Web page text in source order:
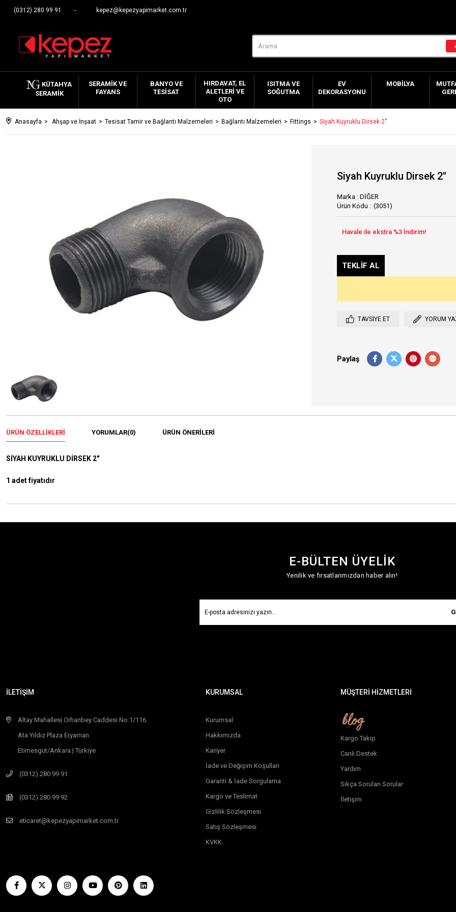
(0312) 280 99 91 kepez@kepezyapimarket.com.tr
KÜTAHYA
SERAMIK
SERAMIK VE
FAYANS
BANYO VE
TESISAT
HIRDAVAT, EL
ALETLERI VE
OTO
ISITMA VE
SOĞUTMA
EV
DEKORASYONU
MOBILYA
Anasayfa Ahşap ve İnşaat Tesisat Tamir ve Bağlantı Malzemeleri Bağlantı Malzemeleri Fittings Siyah Kuyruklu Dirsek 2''
Siyah Kuyruklu Dirsek 2''
Marka : DİĞER
(3051)
TAVSIYE ET YORUM
Paylaş
ÜRÜN ÖZELLIKLERI YORUMLAR(0) ÜRÜN ÖNERILERI
SİYAH KUYRUKLU DİRSEK 2"
1 adet fiyatıdır
E-BÜLTEN ÜYELİK
Yenilik ve fırsatlarımızdan haber alın!
İLETİŞİM
Altay Mahallesi Orhanbey Caddesi No:1/116
Ata Yıldız Plaza Eryaman
Etimesgut/Ankara | Türkiye
(0312) 280 99 91
(0312) 280 99 92
eticaret@kepezyapimarket.com.tr
KURUMSAL
Kurumsal
Hakkımızda
Kariyer
İade ve Değişim Koşulları
Garanti & İade Sorgulama
Kargo ve Teslimat
Gizlilik Sözleşmesi
Satış Sözleşmesi
KVKK
MÜŞTERİ HİZMETLERİ
Kargo Takip
Canlı Destek
Yardım
Sıkça Sorulan Sorular
İletişim